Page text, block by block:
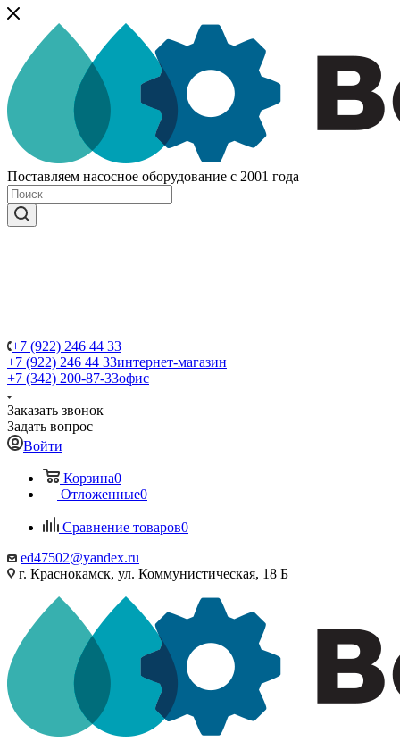
Поставляем насосное оборудование с 2001 года
+7 (922) 246 44 33
+7 (922) 246 44 33интернет-магазин
+7 (342) 200-87-33офис
Заказать звонок
Задать вопрос
Войти
Корзина0
Отложенные0
Сравнение товаров0
ed47502@yandex.ru
г. Краснокамск, ул. Коммунистическая, 18 Б